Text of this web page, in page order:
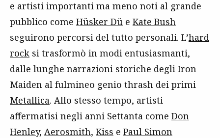
e artisti importanti ma meno noti al grande
pubblico come Hüsker Dü e Kate Bush
seguirono percorsi del tutto personali. L’hard
rock si trasformò in modi entusiasmanti,
dalle lunghe narrazioni storiche degli Iron
Maiden al fulmineo genio thrash dei primi
Metallica. Allo stesso tempo, artisti
affermatisi negli anni Settanta come Don
Henley, Aerosmith, Kiss e Paul Simon